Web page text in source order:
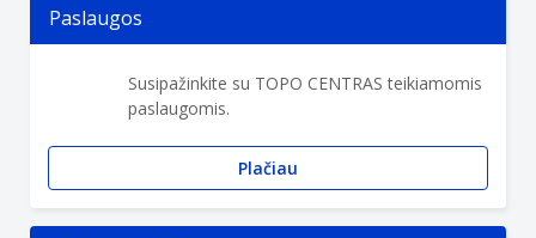
Paslaugos
Susipažinkite su TOPO CENTRAS teikiamomis
paslaugomis.
Plačiau